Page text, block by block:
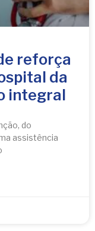
reforça
da
integral
do
assistência